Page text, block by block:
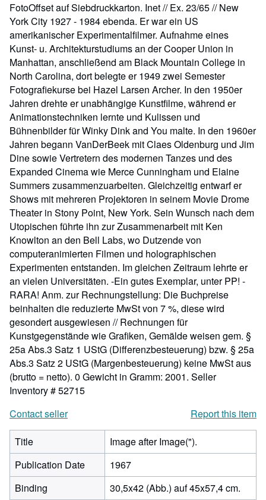
FotoOffset auf Siebdruckkarton. Inet // Ex. 23/65 // New
York City 1927 - 1984 ebenda. Er war ein US
amerikanischer Experimentalfilmer. Aufnahme eines
Kunst- u. Architekturstudiums an der Cooper Union in
Manhattan, anschließend am Black Mountain College in
North Carolina, dort belegte er 1949 zwei Semester
Fotografiekurse bei Hazel Larsen Archer. In den 1950er
Jahren drehte er unabhängige Kunstfilme, während er
Animationstechniken lernte und Kulissen und
Bühnenbilder für Winky Dink and You malte. In den 1960er
Jahren begann VanDerBeek mit Claes Oldenburg und Jim
Dine sowie Vertretern des modernen Tanzes und des
Expanded Cinema wie Merce Cunningham und Elaine
Summers zusammenzuarbeiten. Gleichzeitig entwarf er
Shows mit mehreren Projektoren in seinem Movie Drome
Theater in Stony Point, New York. Sein Wunsch nach dem
Utopischen führte ihn zur Zusammenarbeit mit Ken
Knowlton an den Bell Labs, wo Dutzende von
computeranimierten Filmen und holographischen
Experimenten entstanden. Im gleichen Zeitraum lehrte er
an vielen Universitäten. -Ein gutes Exemplar, unter PP! -
RARA! Anm. zur Rechnungstellung: Die Buchpreise
beinhalten die reduzierte MwSt von 7 %, diese wird
gesondert ausgewiesen // Rechnungen für
Kunstgegenstände wie Grafiken, Gemälde weisen gem. §
25a Abs.3 Satz 1 UStG (Differenzbesteuerung) bzw. § 25a
Abs.3 Satz 2 UStG (Margenbesteuerung) keine MwSt aus
(brutto = netto). 0 Gewicht in Gramm: 2001. Seller
Inventory # 52715
Contact seller
Report this item
Title
Image after Image(").
Publication Date
1967
Binding
30,5x42 (Abb.) auf 45x57,4 cm.